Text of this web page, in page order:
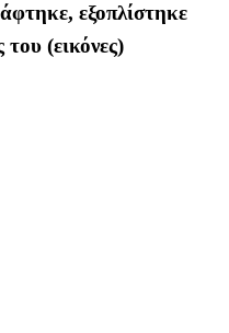
εξοπλίστηκε
του (εικόνες)